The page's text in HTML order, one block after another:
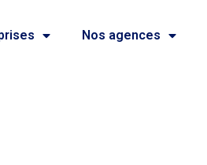
Nos agences